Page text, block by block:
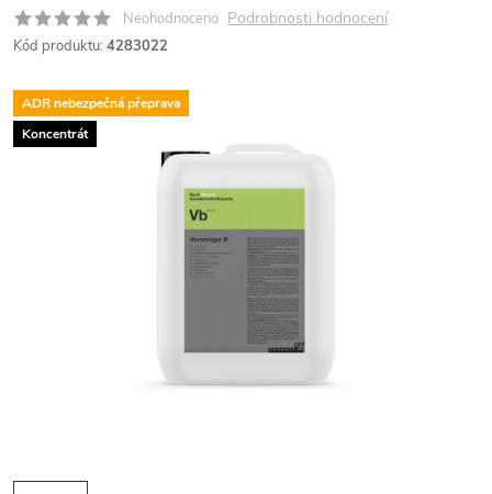
Neohodnoceno Podrobnosti hodnocení
Kód produktu: 4283022
ADR nebezpečná přeprava
Koncentrát